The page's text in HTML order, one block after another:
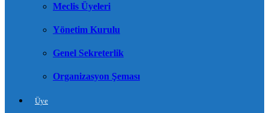
Meclis Üyeleri
Yönetim Kurulu
Genel Sekreterlik
Organizasyon Şeması
Üye